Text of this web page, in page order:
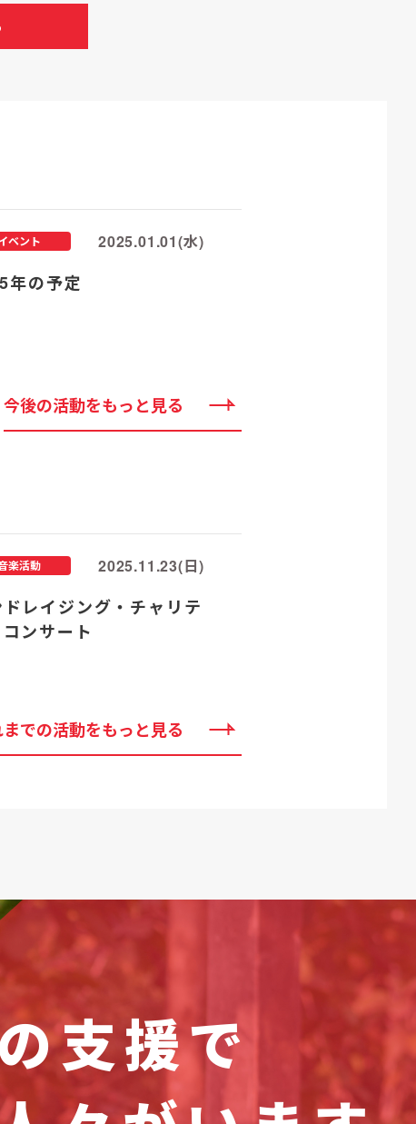
年の予定
ベント 2025.01.01(水)
今後の活動をもっと見る
レイジング・チャリテ
ンサート
楽活動 2025.11.23(日)
までの活動をもっと見る
支援で